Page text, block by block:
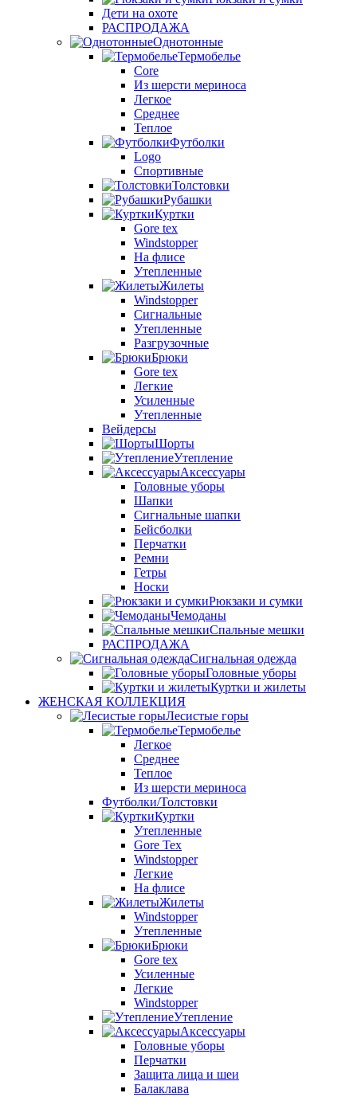
Дети на охоте
РАСПРОДАЖА
Однотонные
Термобелье
Core
Из шерсти мериноса
Легкое
Среднее
Теплое
Футболки
Logo
Спортивные
Толстовки
Рубашки
Куртки
Gore tex
Windstopper
На флисе
Утепленные
Жилеты
Windstopper
Сигнальные
Утепленные
Разгрузочные
Брюки
Gore tex
Легкие
Усиленные
Утепленные
Вейдерсы
Шорты
Утепление
Аксессуары
Головные уборы
Шапки
Сигнальные шапки
Бейсболки
Перчатки
Ремни
Гетры
Носки
Рюкзаки и сумки
Чемоданы
Спальные мешки
РАСПРОДАЖА
Сигнальная одежда
Головные уборы
Куртки и жилеты
ЖЕНСКАЯ КОЛЛЕКЦИЯ
Лесистые горы
Термобелье
Легкое
Среднее
Теплое
Из шерсти мериноса
Футболки/Толстовки
Куртки
Утепленные
Gore Tex
Windstopper
Легкие
На флисе
Жилеты
Windstopper
Утепленные
Брюки
Gore tex
Усиленные
Легкие
Windstopper
Утепление
Аксессуары
Головные уборы
Перчатки
Защита лица и шеи
Балаклава